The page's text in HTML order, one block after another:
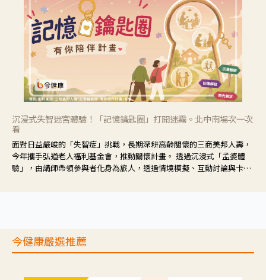
沉浸式失智迷宮體驗！「記憶鑰匙圈」打開迷霧。北中南場次一次
看
面對日益嚴峻的「失智症」挑戰，長期深耕高齡關懷的三商美邦人壽，
今年攜手弘道老人福利基金會，推動關懷計畫。 透過沉浸式「孟婆體
驗」，由講師帶領參與者化身為旅人，透過情境模擬、互動討論與卡牌
今健康嚴選推薦